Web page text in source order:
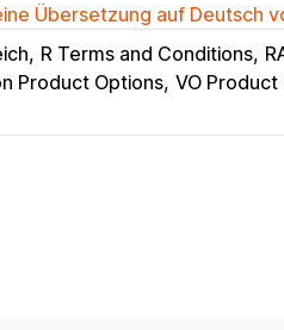
Übersetzung auf Deutsch
R Terms and Conditions
Product Options VO Product